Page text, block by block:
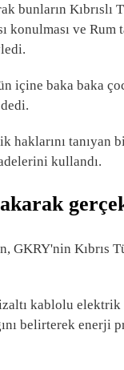
bunların
konulması ve Rum
içine baka baka
haklarını tanıyan
kullandı.
Kıbrıs
kablolu elektrik
belirterek enerji